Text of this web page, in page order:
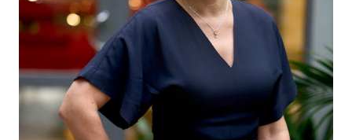
ŠKODA 130 VUOTTA